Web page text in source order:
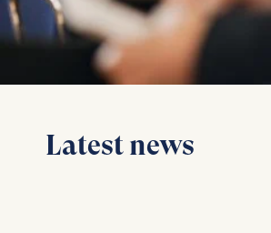
Latest news